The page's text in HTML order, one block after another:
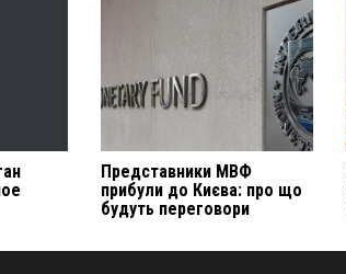
Представники МВФ
прибули до Києва: про що
будуть переговори